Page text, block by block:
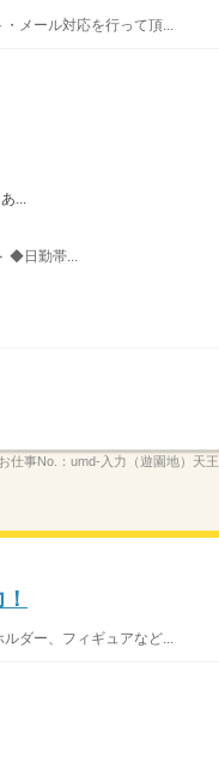
メール対応を行って頂...
...
◆日勤帯...
お仕事No.： umd-入力（遊園地）天
ダー、フィギュアなど...